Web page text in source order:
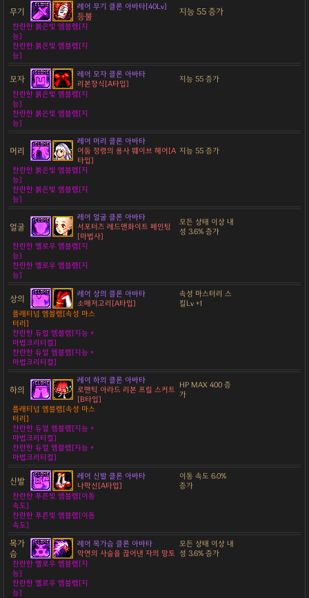
무기 레어 무기 클론 아바타[40Lv]
등불 지능 55 증가
찬란한 붉은빛 엠블렘[지
능]
찬란한 붉은빛 엠블렘[지
능]
모자
레어 모자 클론 아바타
리본장식[A타입]
지능 55 증가
찬란한 붉은빛 엠블렘[지
능]
찬란한 붉은빛 엠블렘[지
능]
머리
레어 머리 클론 아바타
어둠 정령의 용사 웨이브 헤어[A
타입]
지능 55 증가
찬란한 붉은빛 엠블렘[지
능]
찬란한 붉은빛 엠블렘[지
능]
얼굴
레어 얼굴 클론 아바타
서포터즈 레드앤화이트 페인팅
[마법사]
모든 상태 이상 내
성 3.6% 증가
찬란한 옐로우 엠블렘[지
능]
찬란한 옐로우 엠블렘[지
능]
상의
레어 상의 클론 아바타
소매저고리[A타입]
속성 마스터리 스
킬Lv +1
플래티넘 엠블렘[속성 마스
터리]
찬란한 듀얼 엠블렘[지능 +
마법크리티컬]
찬란한 듀얼 엠블렘[지능 +
마법크리티컬]
하의
레어 하의 클론 아바타
로맨틱 아라드 리본 프릴 스커트
[B타입]
HP MAX 400 증
가
플래티넘 엠블렘[속성 마스
터리]
찬란한 듀얼 엠블렘[지능 +
마법크리티컬]
찬란한 듀얼 엠블렘[지능 +
마법크리티컬]
신발
레어 신발 클론 아바타
나막신[A타입]
이동 속도 6.0%
증가
찬란한 푸른빛 엠블렘[이동
속도]
찬란한 푸른빛 엠블렘[이동
속도]
목가
슴
레어 목가슴 클론 아바타
악연의 사슬을 끊어낸 자의 망토
모든 상태 이상 내
성 3.6% 증가
찬란한 옐로우 엠블렘[지
능]
찬란한 옐로우 엠블렘[지
능]